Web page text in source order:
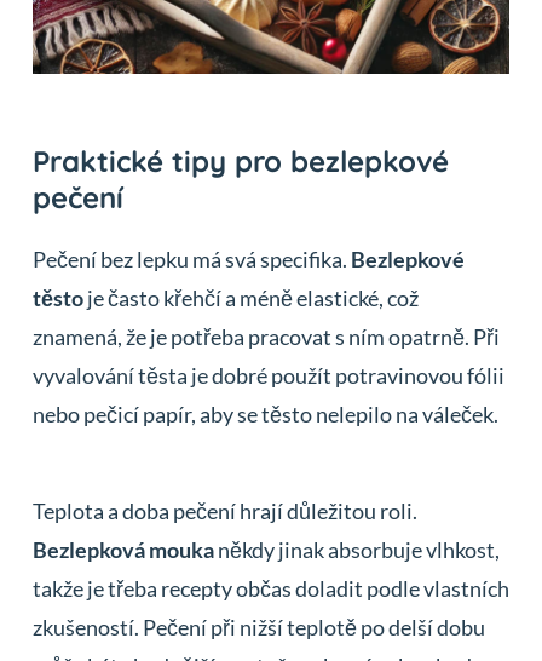
Praktické tipy pro bezlepkové
pečení
Pečení bez lepku má svá specifika. Bezlepkové
těstoje často křehčí a méně elastické, což
znamená, že je potřeba pracovat s ním opatrně. Při
vyvalování těsta je dobré použít potravinovou fólii
nebo pečicí papír, aby se těsto nelepilo na váleček.
Teplota a doba pečení hrají důležitou roli.
Bezlepková moukaněkdy jinak absorbuje vlhkost,
takže je třeba recepty občas doladit podle vlastních
zkušeností. Pečení při nižší teplotě po delší dobu